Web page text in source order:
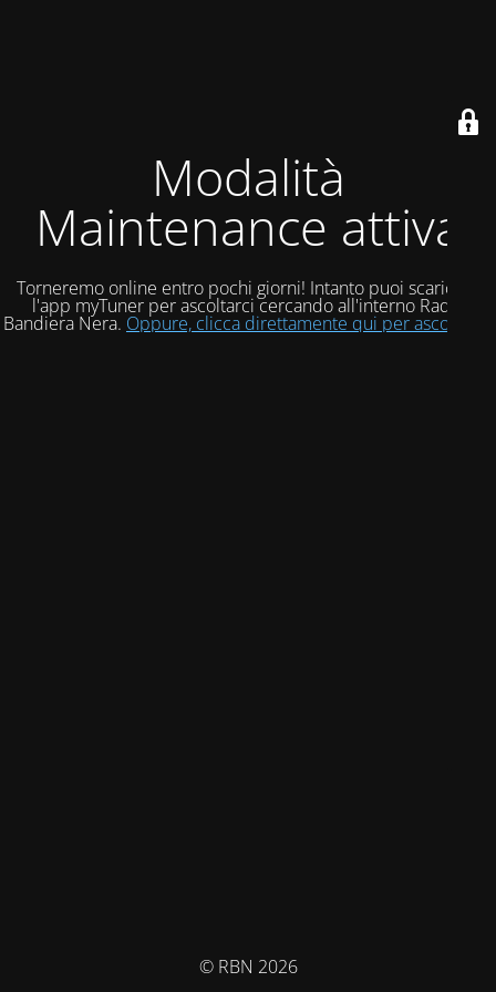
Modalità
Maintenance attiva
Torneremo online entro pochi giorni! Intanto puoi scaricare
l'app myTuner per ascoltarci cercando all'interno Radio
Bandiera Nera. Oppure, clicca direttamente qui per ascoltarci!
© RBN 2026